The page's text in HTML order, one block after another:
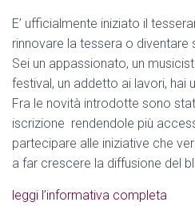
E’ ufficialmente iniziato il
rinnovare la tessera o diventare
Sei un appassionato, un
festival, un addetto ai lavori, hai
Fra le novità introdotte sono
iscrizione rendendole più
partecipare alle iniziative che
a far crescere la diffusione del
leggi l’informativa completa